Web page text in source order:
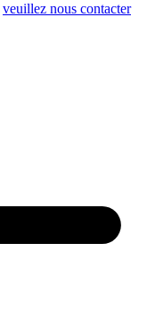
veuillez nous contacter